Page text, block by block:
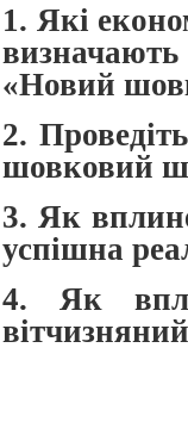
1. Які
«Новий
2.
шовковий
3. Як
успішна
4. Як